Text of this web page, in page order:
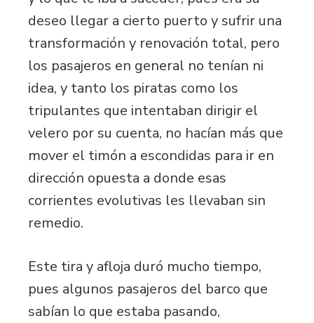
deseo llegar a cierto puerto y sufrir una
transformación y renovación total, pero
los pasajeros en general no tenían ni
idea, y tanto los piratas como los
tripulantes que intentaban dirigir el
velero por su cuenta, no hacían más que
mover el timón a escondidas para ir en
dirección opuesta a donde esas
corrientes evolutivas les llevaban sin
remedio.
Este tira y afloja duró mucho tiempo,
pues algunos pasajeros del barco que
sabían lo que estaba pasando,